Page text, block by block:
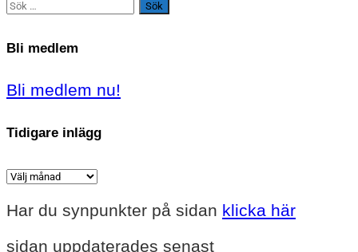
Bli medlem
Bli medlem nu!
Tidigare inlägg
Tidigare
Har du synpunkter på sidan klicka här
sidan uppdaterades senast